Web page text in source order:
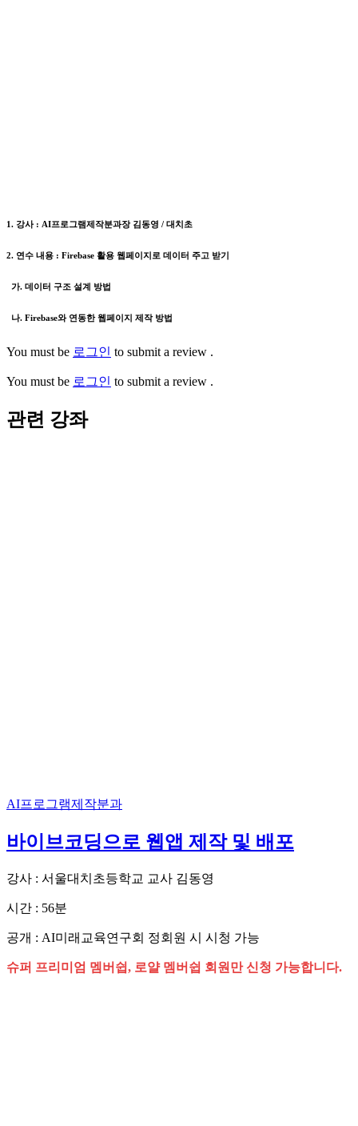
1. 강사 : AI프로그램제작분과장 김동영 / 대치초
2. 연수 내용 : Firebase 활용 웹페이지로 데이터 주고 받기
가. 데이터 구조 설계 방법
나. Firebase와 연동한 웹페이지 제작 방법
You must be 로그인 to submit a review .
You must be 로그인 to submit a review .
관련 강좌
AI프로그램제작분과
바이브코딩으로 웹앱 제작 및 배포
강사 : 서울대치초등학교 교사 김동영
시간 : 56분
공개 : AI미래교육연구회 정회원 시 시청 가능
슈퍼 프리미엄 멤버쉽, 로얄 멤버쉽 회원만 신청 가능합니다.